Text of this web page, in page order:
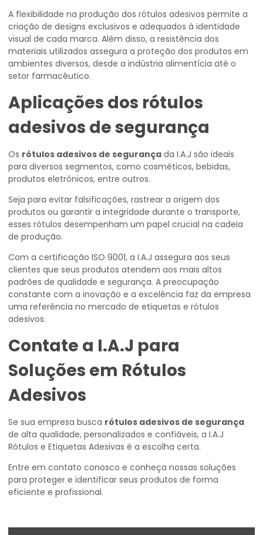
A flexibilidade na produção dos rótulos adesivos permite a
criação de designs exclusivos e adequados à identidade
visual de cada marca. Além disso, a resistência dos
materiais utilizados assegura a proteção dos produtos em
ambientes diversos, desde a indústria alimentícia até o
setor farmacêutico.
Aplicações dos rótulos
adesivos de segurança
Os rótulos adesivos de segurança da I.A.J são ideais
para diversos segmentos, como cosméticos, bebidas,
produtos eletrônicos, entre outros.
Seja para evitar falsificações, rastrear a origem dos
produtos ou garantir a integridade durante o transporte,
esses rótulos desempenham um papel crucial na cadeia
de produção.
Com a certificação ISO 9001, a I.A.J assegura aos seus
clientes que seus produtos atendem aos mais altos
padrões de qualidade e segurança. A preocupação
constante com a inovação e a excelência faz da empresa
uma referência no mercado de etiquetas e rótulos
adesivos.
Contate a I.A.J para
Soluções em Rótulos
Adesivos
Se sua empresa busca rótulos adesivos de segurança
de alta qualidade, personalizados e confiáveis, a I.A.J
Rótulos e Etiquetas Adesivas é a escolha certa.
Entre em contato conosco e conheça nossas soluções
para proteger e identificar seus produtos de forma
eficiente e profissional.